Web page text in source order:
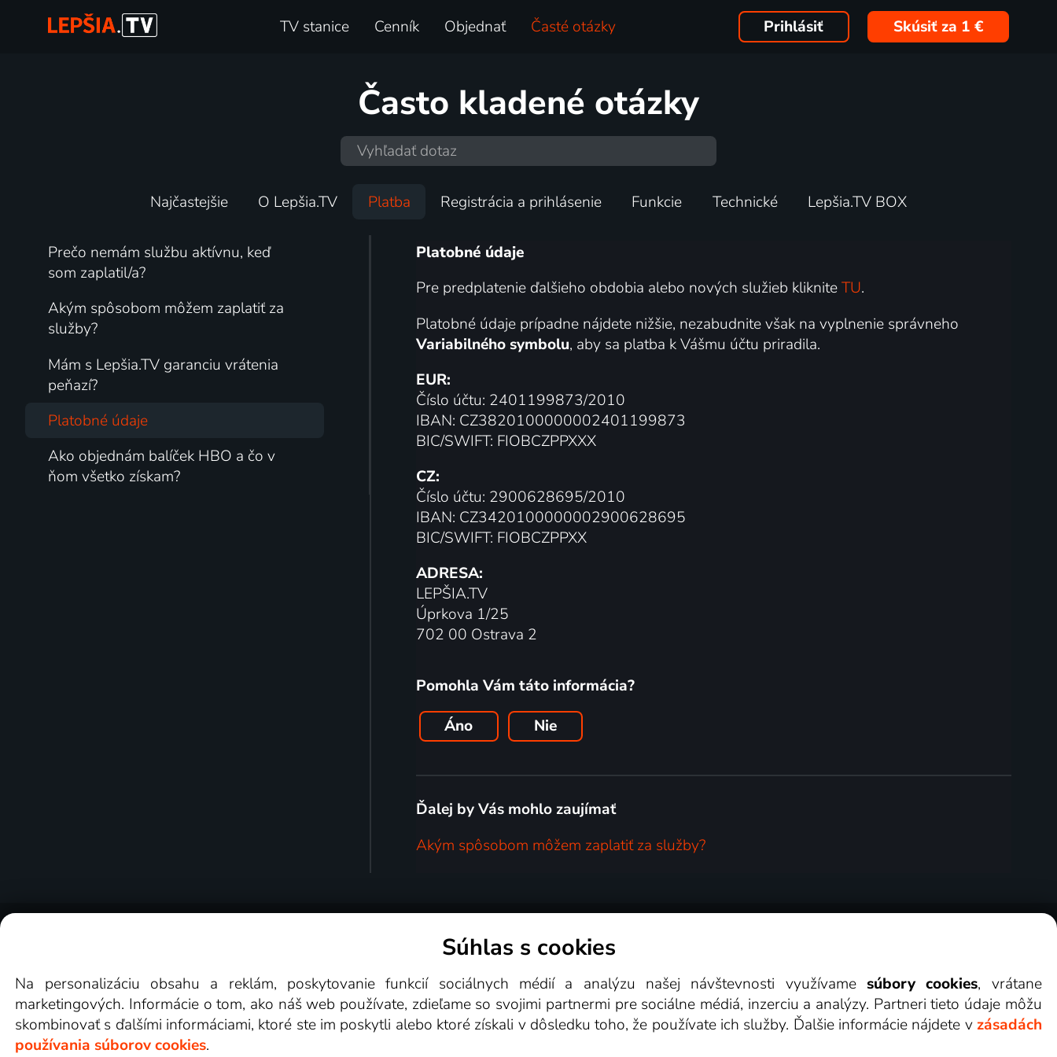
TV stanice Cenník Objednať Časté otázky Prihlásiť Skúsiť za 1 €
Často kladené otázky
Najčastejšie O Lepšia.TV Platba Registrácia a prihlásenie Funkcie Technické Lepšia.TV BOX
Platobné údaje
Pre predplatenie ďalšieho obdobia alebo nových služieb klikniteTU.
Platobné údaje prípadne nájdete nižšie, nezabudnite však na vyplnenie správneho
Variabilného symbolu, aby sa platba k Vášmu účtu priradila.
EUR:
Číslo účtu: 2401199873/2010
IBAN: CZ3820100000002401199873
BIC/SWIFT: FIOBCZPPXXX
CZ:
Číslo účtu: 2900628695/2010
IBAN: CZ3420100000002900628695
BIC/SWIFT: FIOBCZPPXX
ADRESA:
LEPŠIA.TV
Úprkova 1/25
702 00 Ostrava 2
Pomohla Vám táto informácia?
Áno
Nie
Ďalej by Vás mohlo zaujímať
Akým spôsobom môžem zaplatiť za služby?
Prečo nemám službu aktívnu, keď
som zaplatil/a?
Akým spôsobom môžem zaplatiť za
služby?
Mám s Lepšia.TV garanciu vrátenia
peňazí?
Platobné údaje
Ako objednám balíček HBO a čo v
ňom všetko získam?
Videotéka
Súhlas s cookies
Na personalizáciu obsahu a reklám, poskytovanie funkcií sociálnych médií a analýzu našej návštevnosti využívamesúbory cookies, vrátane
marketingových. Informácie o tom, ako náš web používate, zdieľame so svojimi partnermi pre sociálne médiá, inzerciu a analýzy. Partneri tieto údaje môžu
skombinovať s ďalšími informáciami, ktoré ste im poskytli alebo ktoré získali v dôsledku toho, že používate ich služby. Ďalšie informácie nájdete v zásadách
používania súborov cookies.